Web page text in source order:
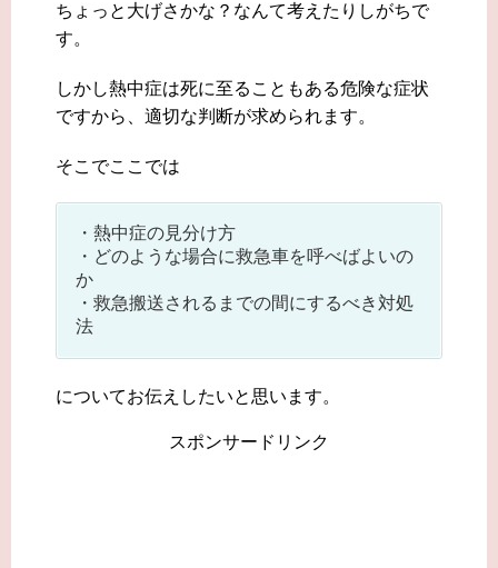
ちょっと大げさかな？なんて考えたりしがちで
す。
しかし熱中症は死に至ることもある危険な症状
ですから、適切な判断が求められます。
そこでここでは
・熱中症の見分け方
・どのような場合に救急車を呼べばよいの
か
・救急搬送されるまでの間にするべき対処
法
についてお伝えしたいと思います。
スポンサードリンク